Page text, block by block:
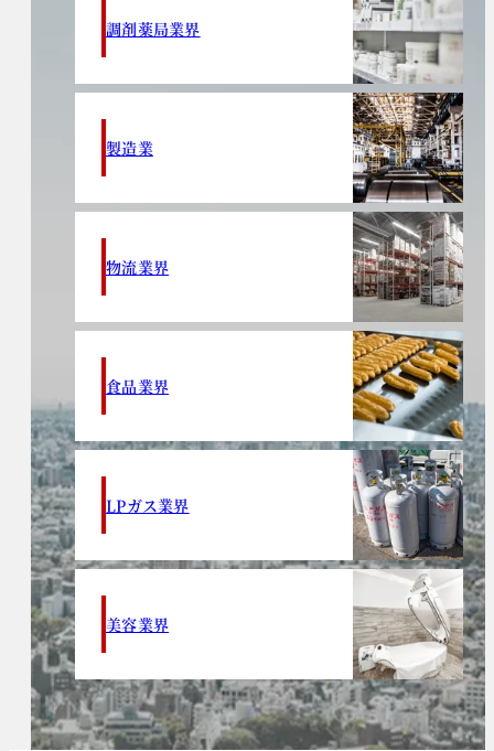
調剤薬局業界
製造業
物流業界
食品業界
LPガス業界
美容業界